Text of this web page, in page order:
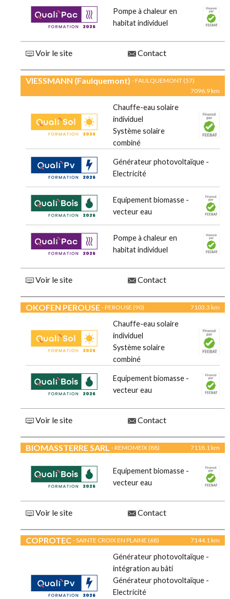
Pompe à chaleur en
habitat individuel
Voir le site Contact
VIESSMANN (Faulquemont) - FAULQUEMONT (57)
7096.9 km
Chauffe-eau solaire
individuel
Système solaire
combiné
Générateur photovoltaïque -
Electricité
Equipement biomasse -
vecteur eau
Pompe à chaleur en
habitat individuel
Voir le site Contact
OKOFEN PEROUSE - PEROUSE (90) 7103.3 km
Chauffe-eau solaire
individuel
Système solaire
combiné
Equipement biomasse -
vecteur eau
Voir le site Contact
BIOMASSTERRE SARL - REMOMEIX (88) 7118.1 km
Equipement biomasse -
vecteur eau
Voir le site Contact
COPROTEC - SAINTE CROIX EN PLAINE (68) 7144.1 km
Générateur photovoltaïque -
intégration au bâti
Générateur photovoltaïque -
Electricité